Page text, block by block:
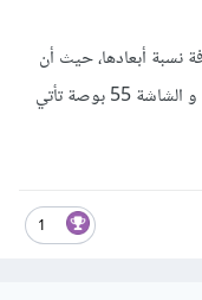
نسبة أبعادها، حيث أن
معظم الشاشات الحديثة تأتي بنسبة أبعاد 16:9 و الشاشة 55 بوصة تأتي
1